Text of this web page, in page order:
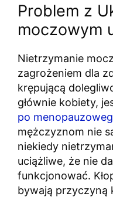
Problem z
moczowym
Nietrzymanie
zagrożeniem dla
krępującą
głównie kobiety,
po
mężczyznom nie
niekiedy
uciążliwe, że nie
funkcjonować.
bywają przyczyną